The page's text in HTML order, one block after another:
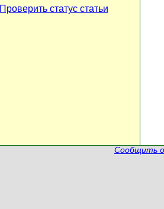
Проверить статус статьи
Сообщить о